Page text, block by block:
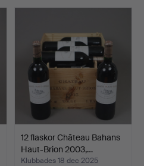
12 flaskor Château Bahans
Haut-Brion 2003,…
Klubbades 18 dec 2025